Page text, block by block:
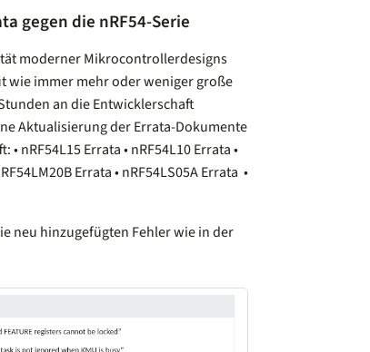
gegen die nRF54-Serie
moderner Mikrocontrollerdesigns
wie immer mehr oder weniger große
an die Entwicklerschaft
Aktualisierung der Errata-Dokumente
⁠nRF54L15 Errata • ⁠nRF54L10 Errata •
Errata • nRF54LS05A Errata •
neu hinzugefügten Fehler wie in der